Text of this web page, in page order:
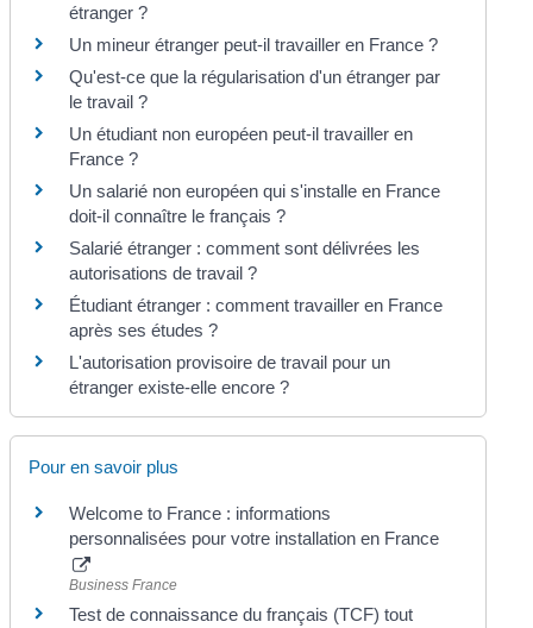
étranger ?
Un mineur étranger peut-il travailler en France ?
Qu'est-ce que la régularisation d'un étranger par
le travail ?
Un étudiant non européen peut-il travailler en
France ?
Un salarié non européen qui s'installe en France
doit-il connaître le français ?
Salarié étranger : comment sont délivrées les
autorisations de travail ?
Étudiant étranger : comment travailler en France
après ses études ?
L'autorisation provisoire de travail pour un
étranger existe-elle encore ?
Pour en savoir plus
Welcome to France : informations
personnalisées pour votre installation en France
Business France
Test de connaissance du français (TCF) tout